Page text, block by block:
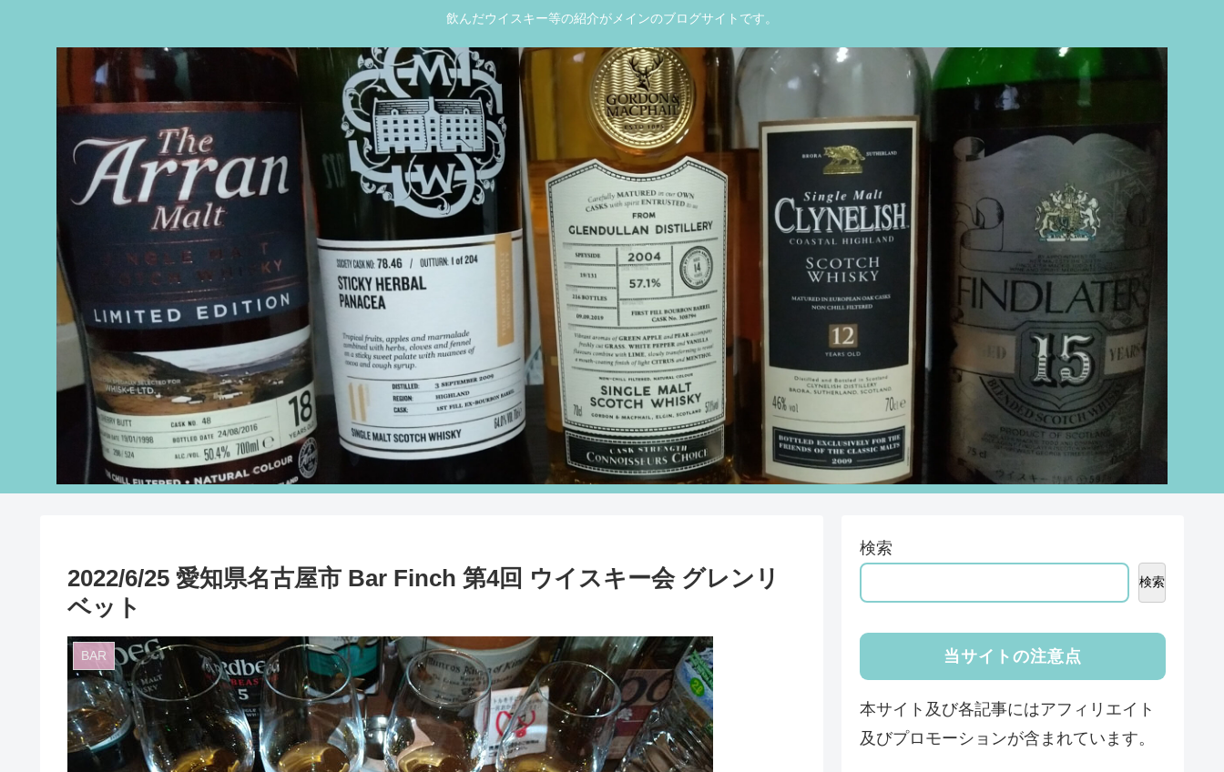
飲んだウイスキー等の紹介がメインのブログサイトです。
2022/6/25 愛知県名古屋市 Bar Finch 第4回 ウイスキー会 グレンリ
ベット
BAR
検索
検索
当サイトの注意点
本サイト及び各記事にはアフィリエイト
及びプロモーションが含まれています。